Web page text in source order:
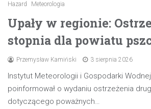
Hazard Meteorologia
Upały w regionie:
stopnia dla powiatu
Przemysław Kamiński 3 sierpnia 2026
Instytut Meteorologii i Gospodarki
poinformował o wydaniu ostrzeżenia
dotyczącego poważnych…